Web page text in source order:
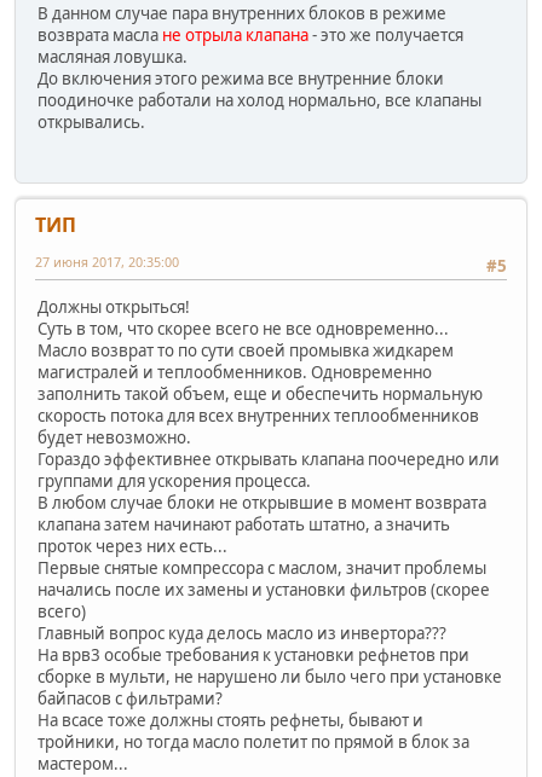
В данном случае пара внутренних блоков в режиме
возврата масла не отрыла клапана- это же получается
масляная ловушка.
До включения этого режима все внутренние блоки
поодиночке работали на холод нормально, все клапаны
открывались.
ТИП
#5
27 июня 2017, 20:35:00
Должны открыться!
Суть в том, что скорее всего не все одновременно...
Масло возврат то по сути своей промывка жидкарем
магистралей и теплообменников. Одновременно
заполнить такой объем, еще и обеспечить нормальную
скорость потока для всех внутренних теплообменников
будет невозможно.
Гораздо эффективнее открывать клапана поочередно или
группами для ускорения процесса.
В любом случае блоки не открывшие в момент возврата
клапана затем начинают работать штатно, а значить
проток через них есть...
Первые снятые компрессора с маслом, значит проблемы
начались после их замены и установки фильтров (скорее
всего)
Главный вопрос куда делось масло из инвертора???
На врв3 особые требования к установки рефнетов при
сборке в мульти, не нарушено ли было чего при установке
байпасов с фильтрами?
На всасе тоже должны стоять рефнеты, бывают и
тройники, но тогда масло полетит по прямой в блок за
мастером...